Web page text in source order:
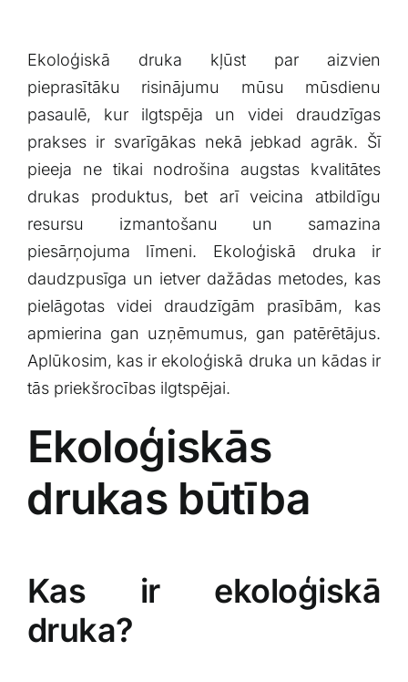
Ekoloģiskā druka kļūst par aizvien
⁤pieprasītāku ⁤risinājumu ​mūsu mūsdienu
pasaulē,⁤ kur ilgtspēja un videi⁢ draudzīgas
‍prakses ir svarīgākas ⁤nekā jebkad agrāk. Šī
pieeja ne ‌tikai nodrošina augstas kvalitātes
drukas produktus, bet arī veicina atbildīgu
resursu izmantošanu un samazina
piesārņojuma līmeni. Ekoloģiskā druka⁣ ir
daudzpusīga un ietver dažādas metodes, ⁢kas
pielāgotas videi ⁢draudzīgām prasībām, kas
‌apmierina gan uzņēmumus, gan patērētājus.
Aplūkosim, ‌kas ir ekoloģiskā druka un kādas ir‍
tās priekšrocības ilgtspējai.
Ekoloģiskās
⁣drukas būtība
Kas⁣ ir ekoloģiskā
druka?